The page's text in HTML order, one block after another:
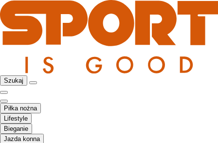
Szukaj
Piłka nożna
Lifestyle
Bieganie
Jazda konna